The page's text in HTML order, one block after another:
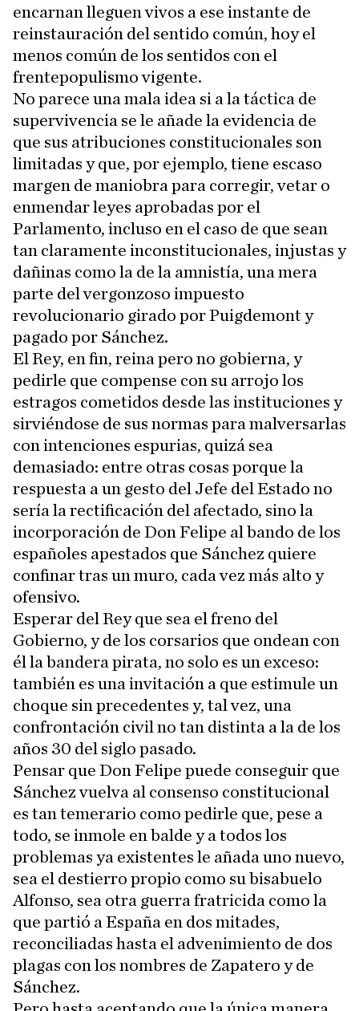
encarnan lleguen vivos a ese instante de
reinstauración del sentido común, hoy el
menos común de los sentidos con el
frentepopulismo vigente.
No parece una mala idea si a la táctica de
supervivencia se le añade la evidencia de
que sus atribuciones constitucionales son
limitadas y que, por ejemplo, tiene escaso
margen de maniobra para corregir, vetar o
enmendar leyes aprobadas por el
Parlamento, incluso en el caso de que sean
tan claramente inconstitucionales, injustas y
dañinas como la de la amnistía, una mera
parte del vergonzoso impuesto
revolucionario girado por Puigdemont y
pagado por Sánchez.
El Rey, en fin, reina pero no gobierna, y
pedirle que compense con su arrojo los
estragos cometidos desde las instituciones y
sirviéndose de sus normas para malversarlas
con intenciones espurias, quizá sea
demasiado: entre otras cosas porque la
respuesta a un gesto del Jefe del Estado no
sería la rectificación del afectado, sino la
incorporación de Don Felipe al bando de los
españoles apestados que Sánchez quiere
confinar tras un muro, cada vez más alto y
ofensivo.
Esperar del Rey que sea el freno del
Gobierno, y de los corsarios que ondean con
él la bandera pirata, no solo es un exceso:
también es una invitación a que estimule un
choque sin precedentes y, tal vez, una
confrontación civil no tan distinta a la de los
años 30 del siglo pasado.
Pensar que Don Felipe puede conseguir que
Sánchez vuelva al consenso constitucional
es tan temerario como pedirle que, pese a
todo, se inmole en balde y a todos los
problemas ya existentes le añada uno nuevo,
sea el destierro propio como su bisabuelo
Alfonso, sea otra guerra fratricida como la
que partió a España en dos mitades,
reconciliadas hasta el advenimiento de dos
plagas con los nombres de Zapatero y de
Sánchez.